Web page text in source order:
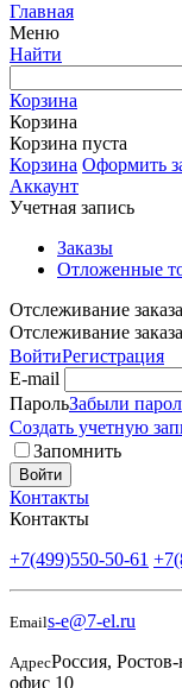
Главная
Меню
Найти
Корзина
Корзина
Корзина пуста
Корзина Оформить
Аккаунт
Учетная запись
Заказы
Отложенные
Отслеживание заказа
Отслеживание заказа
ВойтиРегистрация
E-mail
ПарольЗабыли
Создать учетную
Запомнить
Войти
Контакты
Контакты
+7(499)550-50-61
Emails-e@7-el.ru
АдресРоссия,
офис 10